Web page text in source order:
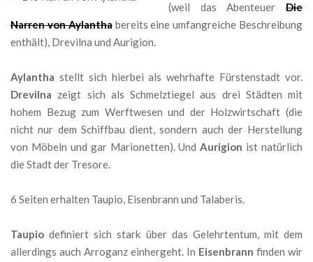
(weil das Abenteuer Die
Narren von Aylanthabereits eine umfangreiche Beschreibung
enthält), Drevilna und Aurigion.
Aylantha stellt sich hierbei als wehrhafte Fürstenstadt vor.
Drevilna zeigt sich als Schmelztiegel aus drei Städten mit
hohem Bezug zum Werftwesen und der Holzwirtschaft (die
nicht nur dem Schiffbau dient, sondern auch der Herstellung
von Möbeln und gar Marionetten). UndAurigion ist natürlich
die Stadt der Tresore.
6 Seiten erhalten Taupio, Eisenbrann und Talaberis.
Taupio definiert sich stark über das Gelehrtentum, mit dem
allerdings auch Arroganz einhergeht. In Eisenbrann finden wir